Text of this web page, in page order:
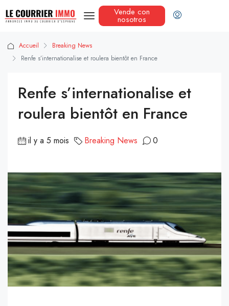
Vende con
nosotros
Accueil
Breaking News
Renfe s’internationalise et roulera bientôt en France
Renfe s’internationalise et
roulera bientôt en France
il y a 5 mois Breaking News 0